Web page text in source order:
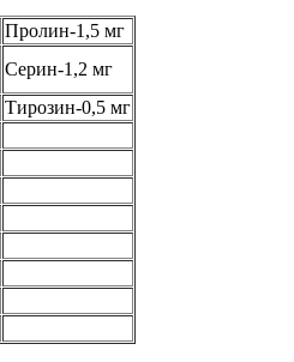
Пролин-1,5 мг
Серин-1,2 мг
Тирозин-0,5 мг